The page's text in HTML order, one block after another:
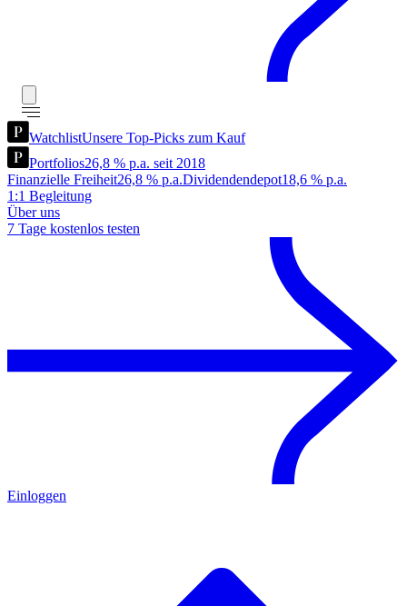
WatchlistUnsere Top-Picks zum Kauf
Portfolios26,8 % p.a. seit 2018
Finanzielle Freiheit26,8 % p.a.Dividendendepot18,6 % p.a.
1:1 Begleitung
Über uns
7 Tage kostenlos testen
Einloggen